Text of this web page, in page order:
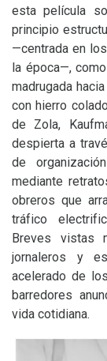
esta película
principio
—centrada en
la época—,
madrugada
con hierro
de Zola,
despierta a
de
mediante
obreros que
tráfico
Breves vistas
jornaleros y
acelerado de
barredores
vida cotidiana.